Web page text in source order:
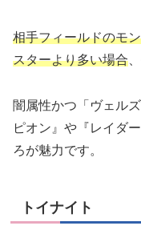
相手フィールドのモ
スターより多い場合
闇属性かつ「ヴェル
ピオン』や『レイダ
ろが魅力です。
トイナイト